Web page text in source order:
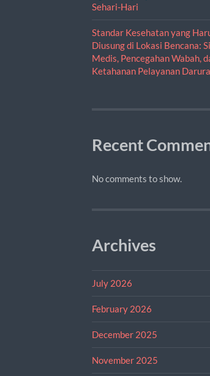
Sehari-Hari
Standar Kesehatan yang
Diusung di Lokasi Bencana:
Medis, Pencegahan Wabah,
Ketahanan Pelayanan
Recent
No comments to show.
Archives
July 2026
February 2026
December 2025
November 2025